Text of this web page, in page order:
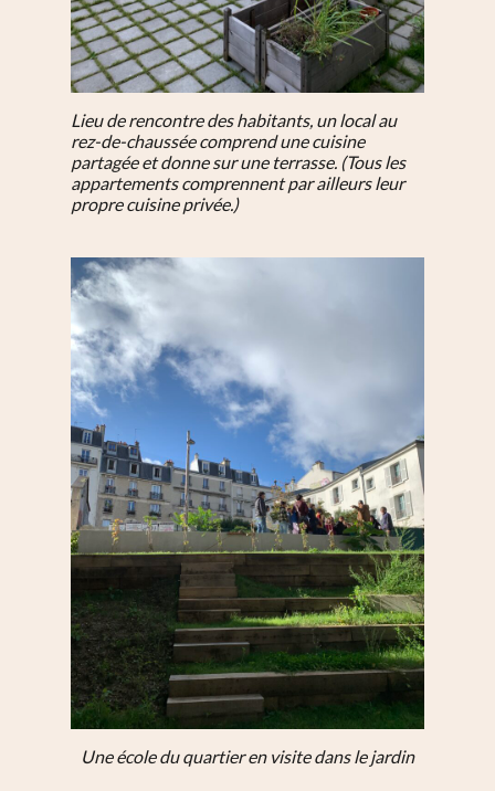
Lieu de rencontre des habitants, un local au
rez-de-chaussée comprend une cuisine
partagée et donne sur une terrasse. (Tous les
appartements comprennent par ailleurs leur
propre cuisine privée.)
Une école du quartier en visite dans le jardin